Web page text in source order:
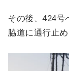
その後、424号
脇道に通行止